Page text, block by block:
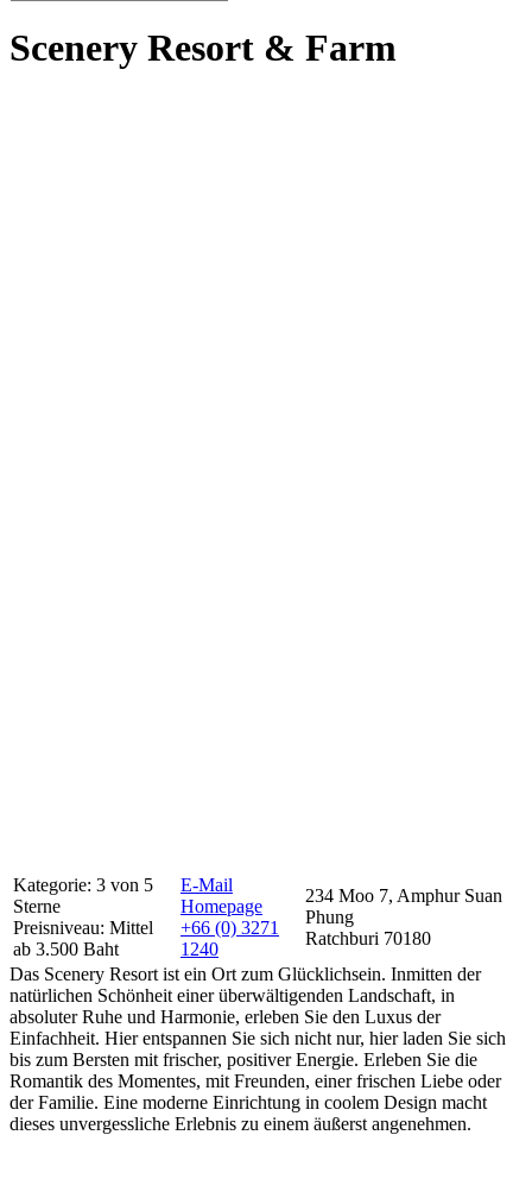
Scenery Resort & Farm
Kategorie: 3 von 5
Sterne
Preisniveau: Mittel
ab 3.500 Baht
E-Mail
Homepage
+66 (0) 3271
1240
234 Moo 7, Amphur Suan
Phung
Ratchburi 70180
Das Scenery Resort ist ein Ort zum Glücklichsein. Inmitten der
natürlichen Schönheit einer überwältigenden Landschaft, in
absoluter Ruhe und Harmonie, erleben Sie den Luxus der
Einfachheit. Hier entspannen Sie sich nicht nur, hier laden Sie sich
bis zum Bersten mit frischer, positiver Energie. Erleben Sie die
Romantik des Momentes, mit Freunden, einer frischen Liebe oder
der Familie. Eine moderne Einrichtung in coolem Design macht
dieses unvergessliche Erlebnis zu einem äußerst angenehmen.